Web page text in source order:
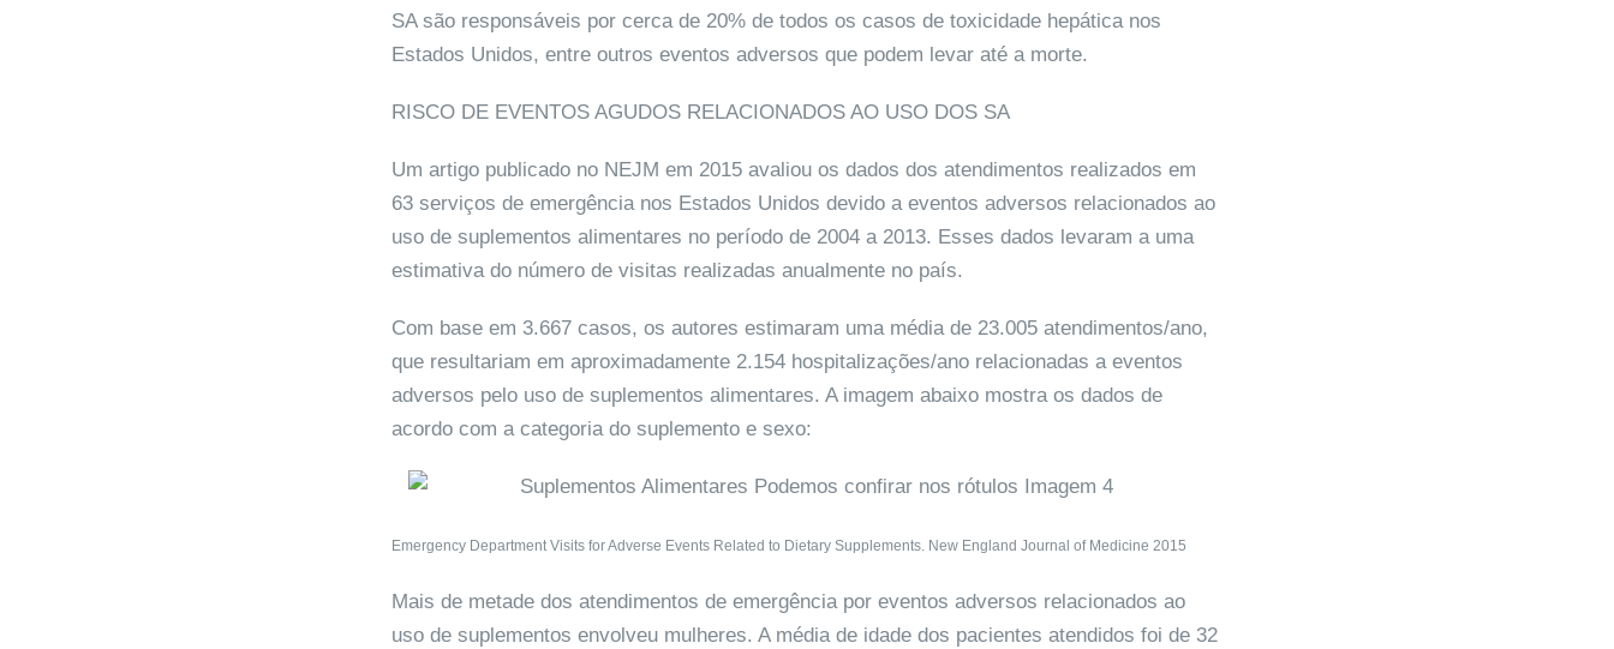
SA são responsáveis por cerca de 20% de todos os casos de toxicidade hepática nos
Estados Unidos, entre outros eventos adversos que podem levar até a morte.
RISCO DE EVENTOS AGUDOS RELACIONADOS AO USO DOS SA
Um artigo publicado no NEJM em 2015 avaliou os dados dos atendimentos realizados em
63 serviços de emergência nos Estados Unidos devido a eventos adversos relacionados ao
uso de suplementos alimentares no período de 2004 a 2013. Esses dados levaram a uma
estimativa do número de visitas realizadas anualmente no país.
Com base em 3.667 casos, os autores estimaram uma média de 23.005 atendimentos/ano,
que resultariam em aproximadamente 2.154 hospitalizações/ano relacionadas a eventos
adversos pelo uso de suplementos alimentares. A imagem abaixo mostra os dados de
acordo com a categoria do suplemento e sexo:
Emergency Department Visits for Adverse Events Related to Dietary Supplements. New England Journal of Medicine 2015
Mais de metade dos atendimentos de emergência por eventos adversos relacionados ao
uso de suplementos envolveu mulheres. A média de idade dos pacientes atendidos foi de 32